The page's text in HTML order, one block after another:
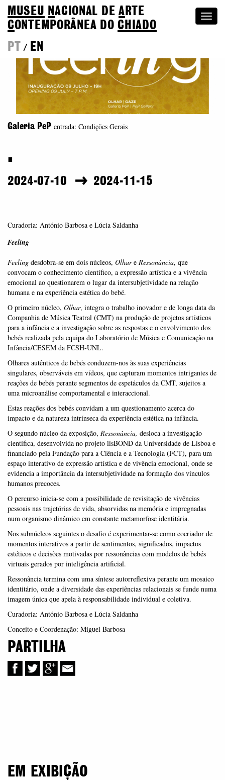
MUSEU NACIONAL DEA RTE
CONTEMPORÂNEA DOCHIADO
PT
/ EN
Galeria PeP entrada: Condições Gerais
.
2024-07-10 2024-11-15
Curadoria: António Barbosa e Lúcia Saldanha
Feeling
Feeling desdobra‐se em dois núcleos, Olhare Ressonância, que
convocam o conhecimento científico, a expressão artística e a vivência
emocional ao questionarem o lugar da intersubjetividade na relação
humana e na experiência estética do bebé.
O primeiro núcleo, Olhar, integra o trabalho inovador e de longa data da
Companhia de Música Teatral (CMT) na produção de projetos artísticos
para a infância e a investigação sobre as respostas e o envolvimento dos
bebés realizada pela equipa do Laboratório de Música e Comunicação na
Infância/CESEM da FCSH‐UNL.
Olhares autênticos de bebés conduzem‐nos às suas experiências
singulares, observáveis em vídeos, que capturam momentos intrigantes de
reações de bebés perante segmentos de espetáculos da CMT, sujeitos a
uma microanálise comportamental e interaccional.
Estas reações dos bebés convidam a um questionamento acerca do
impacto e da natureza intrínseca da experiência estética na infância.
O segundo núcleo da exposição, Ressonância, desloca a investigação
científica, desenvolvida no projeto lisBOND da Universidade de Lisboa e
financiado pela Fundação para a Ciência e a Tecnologia (FCT), para um
espaço interativo de expressão artística e de vivência emocional, onde se
evidencia a importância da intersubjetividade na formação dos vínculos
humanos precoces.
O percurso inicia-se com a possibilidade de revisitação de vivências
pessoais nas trajetórias de vida, absorvidas na memória e impregnadas
num organismo dinâmico em constante metamorfose identitária.
Nos subnúcleos seguintes o desafio é experimentar-se como cocriador de
momentos interativos a partir de sentimentos, significados, impactos
estéticos e decisões motivadas por ressonâncias com modelos de bebés
virtuais gerados por inteligência artificial.
Ressonância termina com uma síntese autorreflexiva perante um mosaico
identitário, onde a diversidade das experiências relacionais se funde numa
imagem única que apela à responsabilidade individual e coletiva.
Curadoria: António Barbosa e Lúcia Saldanha
Conceito e Coordenação: Miguel Barbosa
PARTILHA
EM EXIBIÇÃO